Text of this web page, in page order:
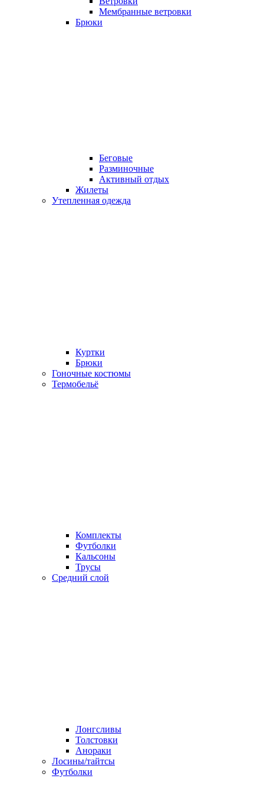
Мембранные ветровки
Брюки
Беговые
Разминочные
Активный отдых
Жилеты
Утепленная одежда
Куртки
Брюки
Гоночные костюмы
Термобельё
Комплекты
Футболки
Кальсоны
Трусы
Средний слой
Лонгсливы
Толстовки
Анораки
Лосины/тайтсы
Футболки